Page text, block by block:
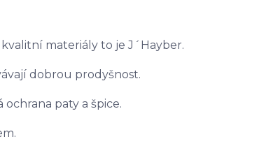
materiály to je J´Hayber.
dobrou prodyšnost.
paty a špice.